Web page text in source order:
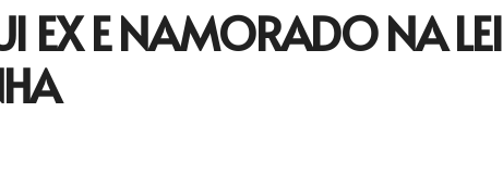
EX E NAMORADO NA LEI